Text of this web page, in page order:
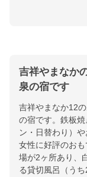
吉祥やまなか
泉の宿です
吉祥やまなか12
の宿です。鉄板
ン・日替わり）
女性に好評のお
場が2ヶ所あり、
る貸切風呂（う